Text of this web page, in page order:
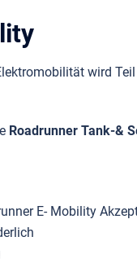
wird
Roadrunner Tank-&
E- Mobility